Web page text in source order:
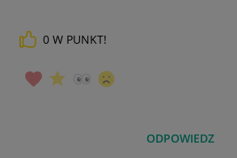
0 W PUNKT!
ODPOWIEDZ